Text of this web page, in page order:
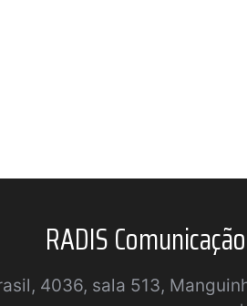
RADIS
4036, sala 513,